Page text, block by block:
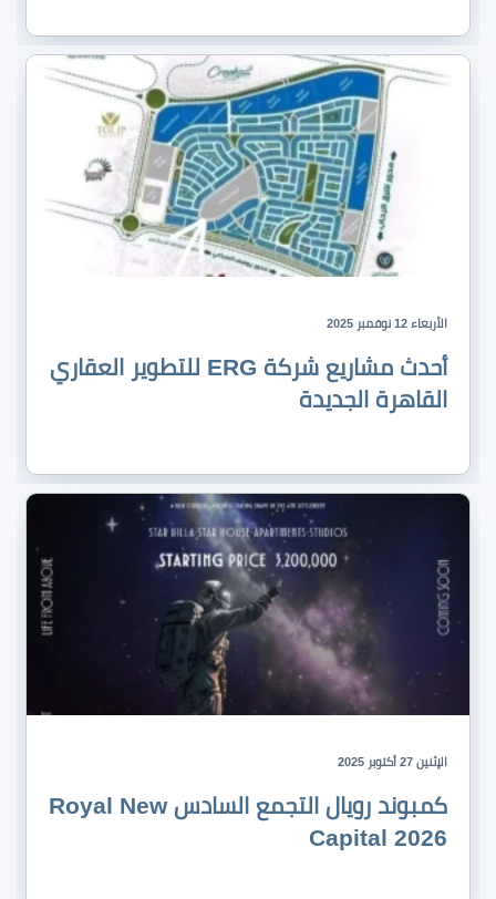
الأربعاء 12 نوفمبر 2025
أحدث مشاريع شركة ERG للتطوير العقاري
القاهرة الجديدة
الإثنين 27 أكتوبر 2025
كمبوند رويال التجمع السادس Royal New
Capital 2026